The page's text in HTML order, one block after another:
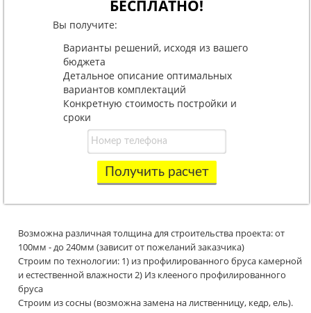
БЕСПЛАТНО!
Вы получите:
Варианты решений, исходя из вашего
бюджета
Детальное описание оптимальных
вариантов комплектаций
Конкретную стоимость постройки и
сроки
Получить расчет
Возможна различная толщина для строительства проекта: от
100мм - до 240мм (зависит от пожеланий заказчика)
Строим по технологии: 1) из профилированного бруса камерной
и естественной влажности 2) Из клееного профилированного
бруса
Строим из сосны (возможна замена на лиственницу, кедр, ель).